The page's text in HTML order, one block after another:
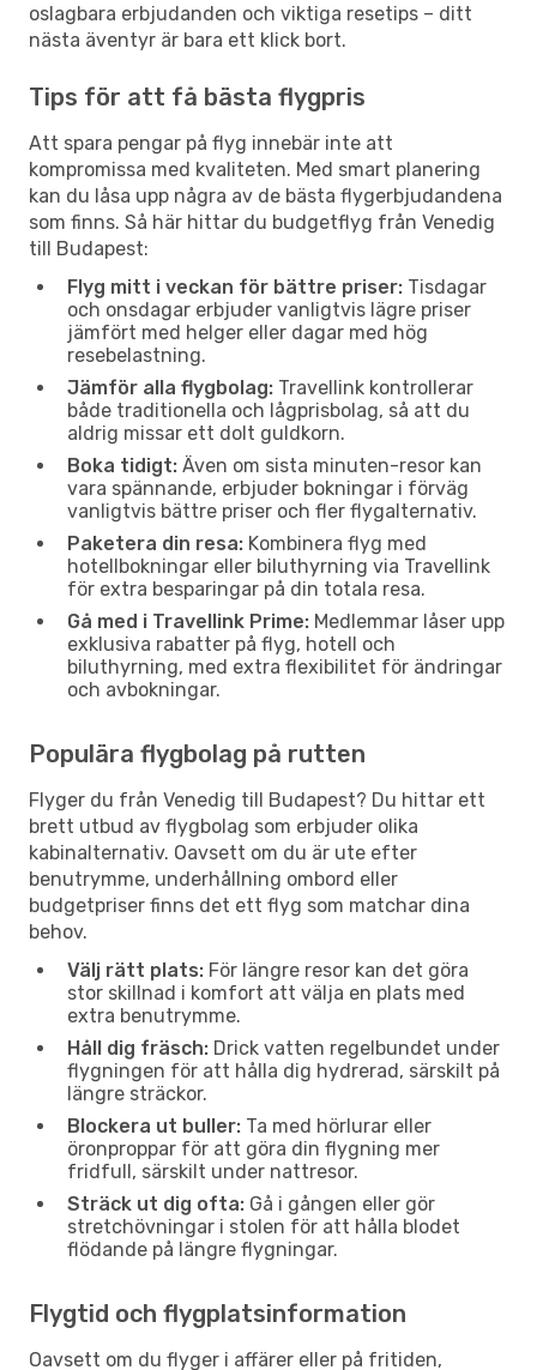
oslagbara erbjudanden och viktiga resetips – ditt
nästa äventyr är bara ett klick bort.
Tips för att få bästa flygpris
Att spara pengar på flyg innebär inte att
kompromissa med kvaliteten. Med smart planering
kan du låsa upp några av de bästa flygerbjudandena
som finns. Så här hittar du budgetflyg från Venedig
till Budapest:
Flyg mitt i veckan för bättre priser: Tisdagar
och onsdagar erbjuder vanligtvis lägre priser
jämfört med helger eller dagar med hög
resebelastning.
Jämför alla flygbolag: Travellink kontrollerar
både traditionella och lågprisbolag, så att du
aldrig missar ett dolt guldkorn.
Boka tidigt: Även om sista minuten-resor kan
vara spännande, erbjuder bokningar i förväg
vanligtvis bättre priser och fler flygalternativ.
Paketera din resa: Kombinera flyg med
hotellbokningar eller biluthyrning via Travellink
för extra besparingar på din totala resa.
Gå med i Travellink Prime: Medlemmar låser upp
exklusiva rabatter på flyg, hotell och
biluthyrning, med extra flexibilitet för ändringar
och avbokningar.
Populära flygbolag på rutten
Flyger du från Venedig till Budapest? Du hittar ett
brett utbud av flygbolag som erbjuder olika
kabinalternativ. Oavsett om du är ute efter
benutrymme, underhållning ombord eller
budgetpriser finns det ett flyg som matchar dina
behov.
Välj rätt plats: För längre resor kan det göra
stor skillnad i komfort att välja en plats med
extra benutrymme.
Håll dig fräsch: Drick vatten regelbundet under
flygningen för att hålla dig hydrerad, särskilt på
längre sträckor.
Blockera ut buller: Ta med hörlurar eller
öronproppar för att göra din flygning mer
fridfull, särskilt under nattresor.
Sträck ut dig ofta: Gå i gången eller gör
stretchövningar i stolen för att hålla blodet
flödande på längre flygningar.
Flygtid och flygplatsinformation
Oavsett om du flyger i affärer eller på fritiden,